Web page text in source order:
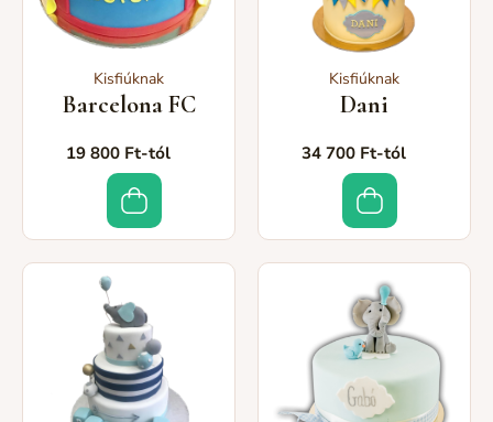
Kisfiúknak
Barcelona FC
19 800 Ft-tól
Kisfiúknak
Dani
34 700 Ft-tól